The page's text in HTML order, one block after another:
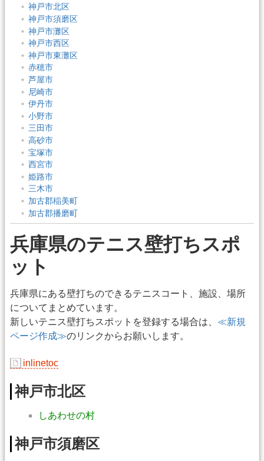
神戸市北区
神戸市須磨区
神戸市灘区
神戸市西区
神戸市東灘区
赤穂市
芦屋市
尼崎市
伊丹市
小野市
三田市
高砂市
宝塚市
西宮市
姫路市
三木市
加古郡稲美町
加古郡播磨町
兵庫県のテニス壁打ちスポ
ット
兵庫県にある壁打ちのできるテニスコート、施設、場所
についてまとめています。
新しいテニス壁打ちスポットを登録する場合は、 ≪新規
ページ作成≫のリンクからお願いします。
inlinetoc
神戸市北区
しあわせの村
神戸市須磨区